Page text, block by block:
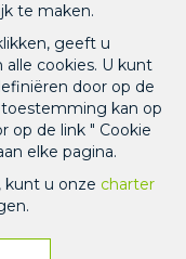
te maken.
geeft u
cookies. U kunt
door op de
kan op
op de link " Cookie
elke pagina.
kunt u onze charter
et du respect de
au sein de la srl
PICARD